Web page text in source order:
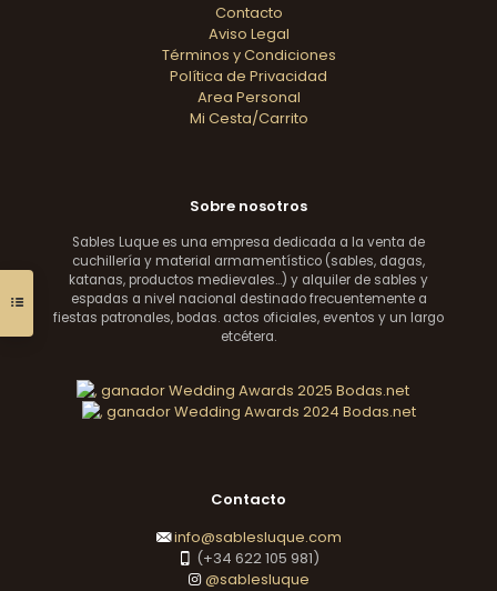
Contacto
Aviso Legal
Términos y Condiciones
Política de Privacidad
Area Personal
Mi Cesta/Carrito
Sobre nosotros
Sables Luque es una empresa dedicada a la venta de
cuchillería y material armamentístico (sables, dagas,
katanas, productos medievales...) y alquiler de sables y
espadas a nivel nacional destinado frecuentemente a
fiestas patronales, bodas. actos oficiales, eventos y un largo
etcétera.
Contacto
info@sablesluque.com
(+34 622 105 981)
@sablesluque